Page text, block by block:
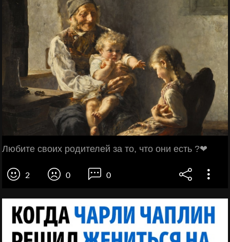
Любите своих родителей за то, что они есть ?❤
2 0 0